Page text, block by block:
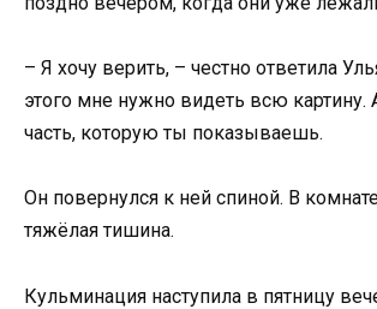
– Я хочу верить, – честно ответила
этого мне нужно видеть всю картину.
часть, которую ты показываешь.
Он повернулся к ней спиной. В
тяжёлая тишина.
Кульминация наступила в пятницу